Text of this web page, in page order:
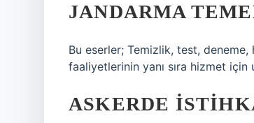
JANDARMA
Bu eserler; Temizlik, test, deneme,
faaliyetlerinin yanı sıra hizmet için
ASKERDE